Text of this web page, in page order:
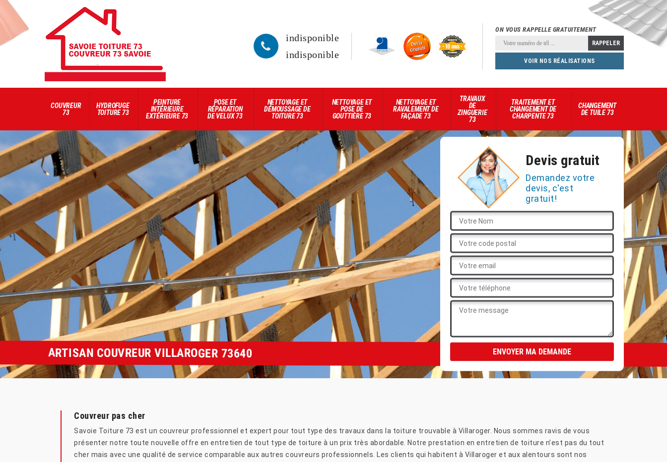
indisponible
indisponible
ON VOUS RAPPELLE GRATUITEMENT
VOIR NOS RÉALISATIONS
COUVREUR
73
HYDROFUGE
TOITURE 73
PEINTURE
INTÉRIEURE
EXTÉRIEURE 73
POSE ET
RÉPARATION
DE VELUX 73
NETTOYAGE ET
DÉMOUSSAGE DE
TOITURE 73
NETTOYAGE ET
POSE DE
GOUTTIÈRE 73
NETTOYAGE ET
RAVALEMENT DE
FAÇADE 73
TRAVAUX
DE
ZINGUERIE
73
TRAITEMENT ET
CHANGEMENT DE
CHARPENTE 73
CHANGEMENT
DE TUILE 73
Devis gratuit
Demandez votre
devis, c'est
gratuit!
ARTISAN COUVREUR VILLAROGER 73640
Couvreur pas cher
Savoie Toiture 73 est un couvreur professionnel et expert pour tout type des travaux dans la toiture trouvable à Villaroger. Nous sommes ravis de vous
présenter notre toute nouvelle offre en entretien de tout type de toiture à un prix très abordable. Notre prestation en entretien de toiture n’est pas du tout
cher mais avec une qualité de service comparable aux autres couvreurs professionnels. Les clients qui habitent à Villaroger et aux alentours sont nos